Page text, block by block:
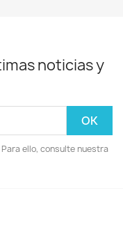
noticias y
ello, consulte nuestra